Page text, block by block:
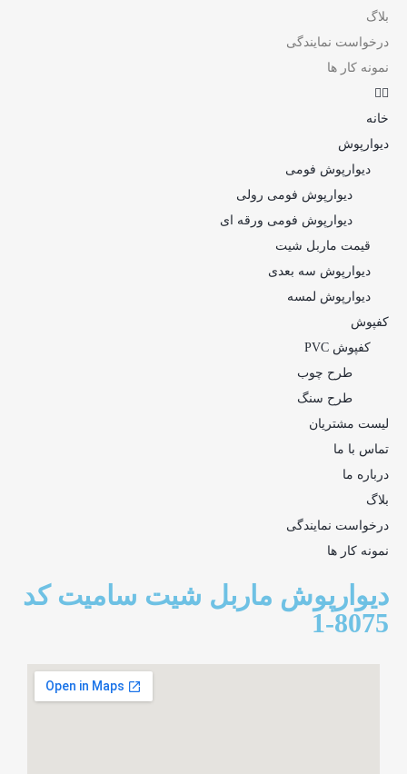
بلاگ
درخواست نمایندگی
نمونه کار ها
خانه
دیوارپوش
دیوارپوش فومی
دیوارپوش فومی رولی
دیوارپوش فومی ورقه ای
قیمت ماربل شیت
دیوارپوش سه بعدی
دیوارپوش لمسه
کفپوش
کفپوش PVC
طرح چوب
طرح سنگ
لیست مشتریان
تماس با ما
درباره ما
بلاگ
درخواست نمایندگی
نمونه کار ها
دیوارپوش ماربل شیت سامیت کد
8075-1